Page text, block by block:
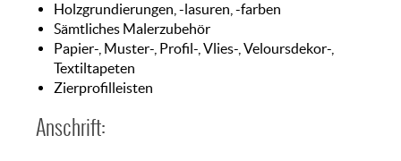
Holzgrundierungen, -lasuren, -farben
Sämtliches Malerzubehör
Papier-, Muster-, Profil-, Vlies-, Veloursdekor-,
Textiltapeten
Zierprofilleisten
Anschrift: